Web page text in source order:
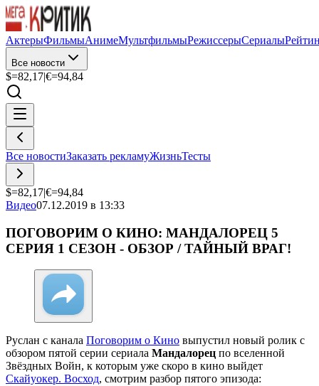
АктерыФильмыАнимеМультфильмыРежиссерыСериалы
Все новости
$=82,17|€=94,84
Все новостиЗаказать рекламуЖизньТесты
$=82,17|€=94,84
Видео07.12.2019 в 13:33
ПОГОВОРИМ О КИНО: МАНДАЛОРЕЦ 5
СЕРИЯ 1 СЕЗОН - ОБЗОР / ТАЙНЫЙ ВРАГ!
Руслан с канала Поговорим о Кино выпустил новый ролик с
обзором пятой серии сериала Мандалорец по вселенной
Звёздных Войн, к которым уже скоро в кино выйдет
Скайуокер. Восход, смотрим разбор пятого эпизода: